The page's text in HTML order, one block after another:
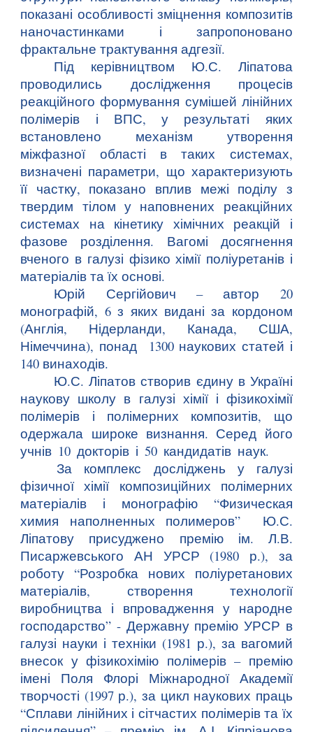
показані особливості зміцнення композитів
наночастинками і запропоновано
фрактальне трактування адгезії.
Під керівництвом Ю.С. Ліпатова
проводились дослідження процесів
реакційного формування сумішей лінійних
полімерів і ВПС, у результаті яких
встановлено механізм утворення
міжфазної області в таких системах,
визначені параметри, що характеризують
її частку, показано вплив межі поділу з
твердим тілом у наповнених реакційних
системах на кінетику хімічних реакцій і
фазове розділення. Вагомі досягнення
вченого в галузі фізико хімії поліуретанів і
матеріалів та їх основі.
Юрій Сергійович – автор 20
монографій, 6 з яких видані за кордоном
(Англія, Нідерланди, Канада, США,
Німеччина), понад 1300 наукових статей і
140 винаходів.
Ю.С. Ліпатов створив єдину в Україні
наукову школу в галузі хімії і фізикохімії
полімерів і полімерних композитів, що
одержала широке визнання. Серед його
учнів 10 докторів і 50 кандидатів наук.
За комплекс досліджень у галузі
фізичної хімії композиційних полімерних
матеріалів і монографію “Физическая
химия наполненных полимеров” Ю.С.
Ліпатову присуджено премію ім. Л.В.
Писаржевського АН УРСР (1980 р.), за
роботу “Розробка нових поліуретанових
матеріалів, створення технології
виробництва і впровадження у народне
господарство” - Державну премію УРСР в
галузі науки і техніки (1981 р.), за вагомий
внесок у фізикохімію полімерів – премію
імені Поля Флорі Міжнародної Академії
творчості (1997 р.), за цикл наукових праць
“Сплави лінійних і сітчастих полімерів та їх